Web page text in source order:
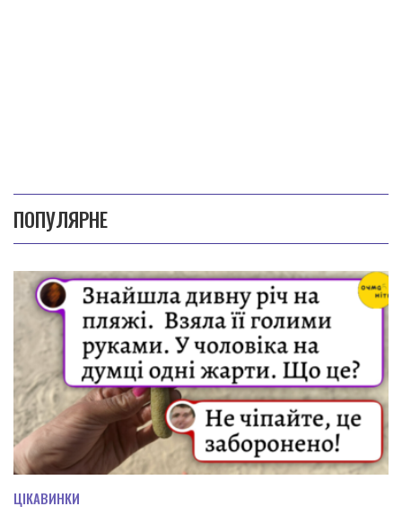
ПОПУЛЯРНЕ
ЦІКАВИНКИ